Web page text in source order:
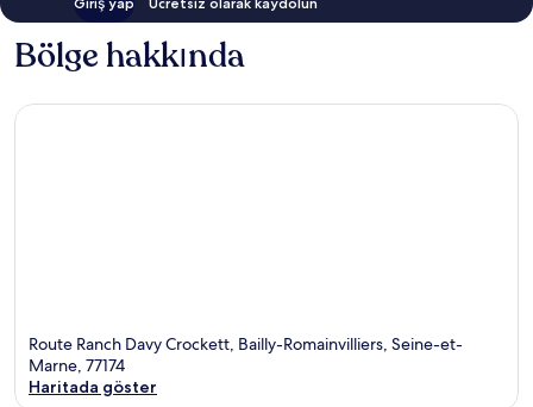
Bölge hakkında
Route Ranch Davy Crockett, Bailly-Romainvilliers, Seine-et-
Marne, 77174
Haritada göster